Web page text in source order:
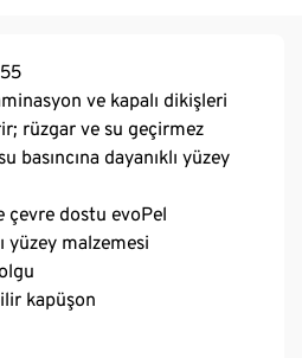
ve kapalı dikişleri
rüzgar ve su geçirmez
basıncına dayanıklı yüzey
çevre dostu evoPel
yüzey malzemesi
kapüşon
sıcak tutan mikro polar